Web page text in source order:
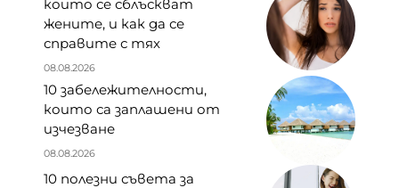
които се сблъскват
жените, и как да се
справите с тях
08.08.2026
10 забележителности,
които са заплашени от
изчезване
08.08.2026
10 полезни съвета за